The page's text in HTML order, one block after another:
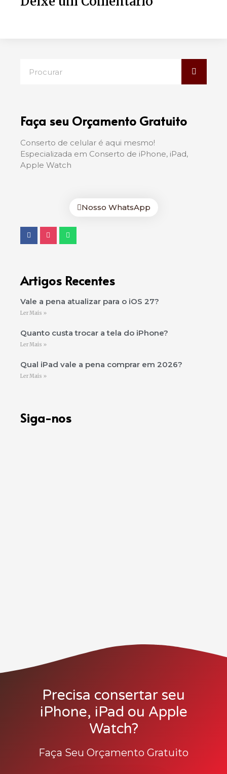
Faça seu Orçamento Gratuito
Conserto de celular é aqui mesmo!
Especializada em Conserto de iPhone, iPad,
Apple Watch
Nosso WhatsApp
Artigos Recentes
Vale a pena atualizar para o iOS 27?
Ler Mais »
Quanto custa trocar a tela do iPhone?
Ler Mais »
Qual iPad vale a pena comprar em 2026?
Ler Mais »
Siga-nos
Precisa consertar seu
iPhone, iPad ou Apple
Watch?
Faça Seu Orçamento Gratuito